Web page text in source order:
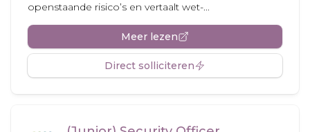
openstaande risico’s en vertaalt wet-...
Meer lezen
Direct solliciteren